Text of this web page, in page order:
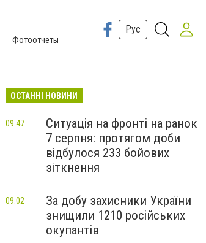
Фотоотчеты
Рус
ОСТАННІ НОВИНИ
Ситуація на фронті на ранок
7 серпня: протягом доби
відбулося 233 бойових
зіткнення
09:47
За добу захисники України
знищили 1210 російських
окупантів
09:02